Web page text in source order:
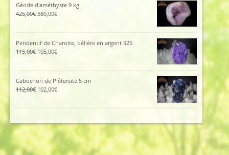
96,00€.86,00€.
Géode d'améthyste 9 kg
425,00€ Le
425,00€.
380,00€Le
380,00€.
Pendentif de Charoïte, bélière en argent 925
115,00€ Le
105,00€Le
est :
Cabochon de Piétersite 5 cm
112,00€ Le
112,00€.
102,00€Le
102,00€.